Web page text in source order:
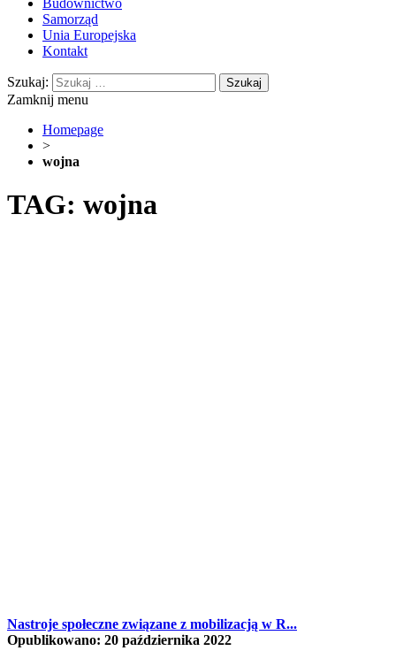
Budownictwo
Samorząd
Unia Europejska
Kontakt
Szukaj:
Zamknij menu
Homepage
>
wojna
TAG: wojna
Nastroje społeczne związane z mobilizacją w R...
Opublikowano: 20 października 2022